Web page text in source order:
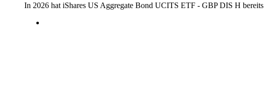
In 2026 hat iShares US Aggregate Bond UCITS ETF - GBP DIS H bereits